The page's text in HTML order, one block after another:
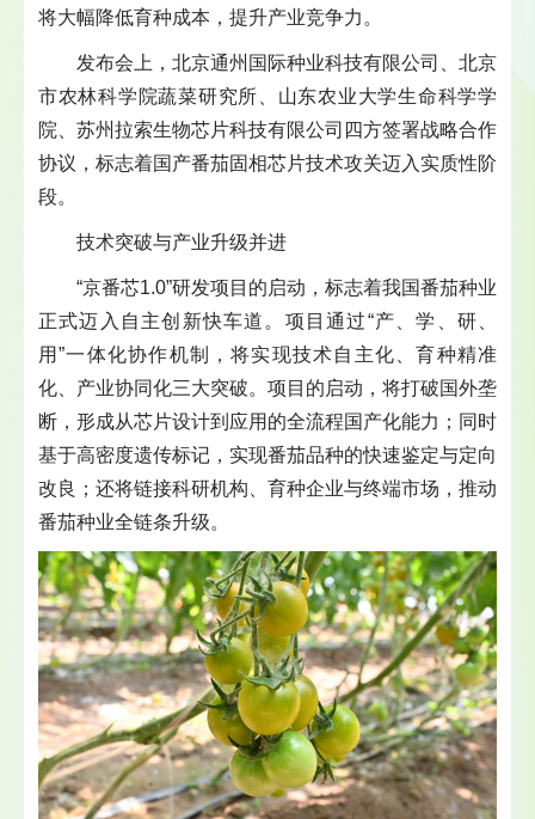
将大幅降低育种成本，提升产业竞争力。
发布会上，北京通州国际种业科技有限公司、北京
市农林科学院蔬菜研究所、山东农业大学生命科学学
院、苏州拉索生物芯片科技有限公司四方签署战略合作
协议，标志着国产番茄固相芯片技术攻关迈入实质性阶
段。
技术突破与产业升级并进
“京番芯1.0”研发项目的启动，标志着我国番茄种业
正式迈入自主创新快车道。项目通过“产、学、研、
用”一体化协作机制，将实现技术自主化、育种精准
化、产业协同化三大突破。项目的启动，将打破国外垄
断，形成从芯片设计到应用的全流程国产化能力；同时
基于高密度遗传标记，实现番茄品种的快速鉴定与定向
改良；还将链接科研机构、育种企业与终端市场，推动
番茄种业全链条升级。